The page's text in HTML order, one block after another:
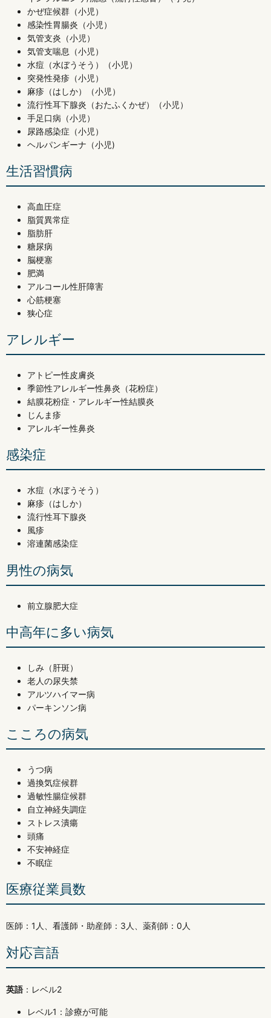
かぜ症候群（小児）
感染性胃腸炎（小児）
気管支炎（小児）
気管支喘息（小児）
水痘（水ぼうそう）（小児）
突発性発疹（小児）
麻疹（はしか）（小児）
流行性耳下腺炎（おたふくかぜ）（小児）
手足口病（小児）
尿路感染症（小児）
ヘルパンギーナ（小児)
生活習慣病
高血圧症
脂質異常症
脂肪肝
糖尿病
脳梗塞
肥満
アルコール性肝障害
心筋梗塞
狭心症
アレルギー
アトピー性皮膚炎
季節性アレルギー性鼻炎（花粉症）
結膜花粉症・アレルギー性結膜炎
じんま疹
アレルギー性鼻炎
感染症
水痘（水ぼうそう）
麻疹（はしか）
流行性耳下腺炎
風疹
溶連菌感染症
男性の病気
前立腺肥大症
中高年に多い病気
しみ（肝斑）
老人の尿失禁
アルツハイマー病
パーキンソン病
こころの病気
うつ病
過換気症候群
過敏性腸症候群
自立神経失調症
ストレス潰瘍
頭痛
不安神経症
不眠症
医療従業員数
医師：1人、看護師・助産師：3人、薬剤師：0人
対応言語
英語 ：レベル2
レベル1：診療が可能